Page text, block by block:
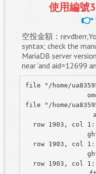
使用編號
👉
空投金額：
syntax; check the
MariaDB server
near 'and aid=12699
file "/home/
file "/home/